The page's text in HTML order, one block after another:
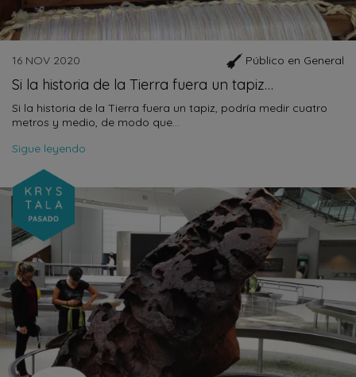
16 NOV 2020 Público en General
Si la historia de la Tierra fuera un tapiz…
Si la historia de la Tierra fuera un tapiz, podría medir cuatro
metros y medio, de modo que…
Sigue leyendo